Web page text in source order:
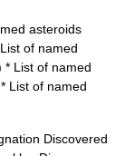
asteroids
of named
* List of named
List of named
Discovered